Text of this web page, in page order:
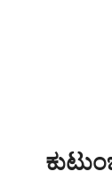
184 ವಿಮರ್ಶೆಗಳು